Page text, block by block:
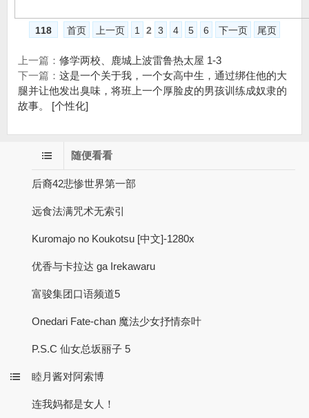
118 首页 上一页 1 2 3 4 5 6 下一页 尾页
上一篇： 修学两校、鹿城上波雷鲁热太屋 1-3
下一篇： 这是一个关于我，一个女高中生，通过绑住他的大
腿并让他发出臭味，将班上一个厚脸皮的男孩训练成奴隶的
故事。 [个性化]
随便看看
后裔42悲惨世界第一部
远食法满咒术无索引
Kuromajo no Koukotsu [中文]-1280x
优香与卡拉达 ga Irekawaru
富骏集团口语频道5
Onedari Fate-chan 魔法少女抒情奈叶
P.S.C 仙女总坂丽子 5
睦月酱对阿索博
连我妈都是女人！